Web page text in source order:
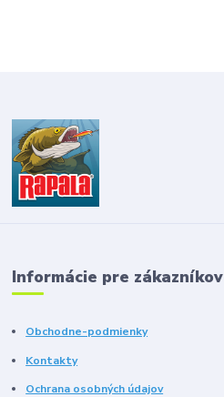
Informácie pre zákazníkov
Obchodne-podmienky
Kontakty
Ochrana osobných údajov